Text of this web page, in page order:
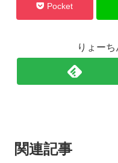
Pocket
りょー
関連記事